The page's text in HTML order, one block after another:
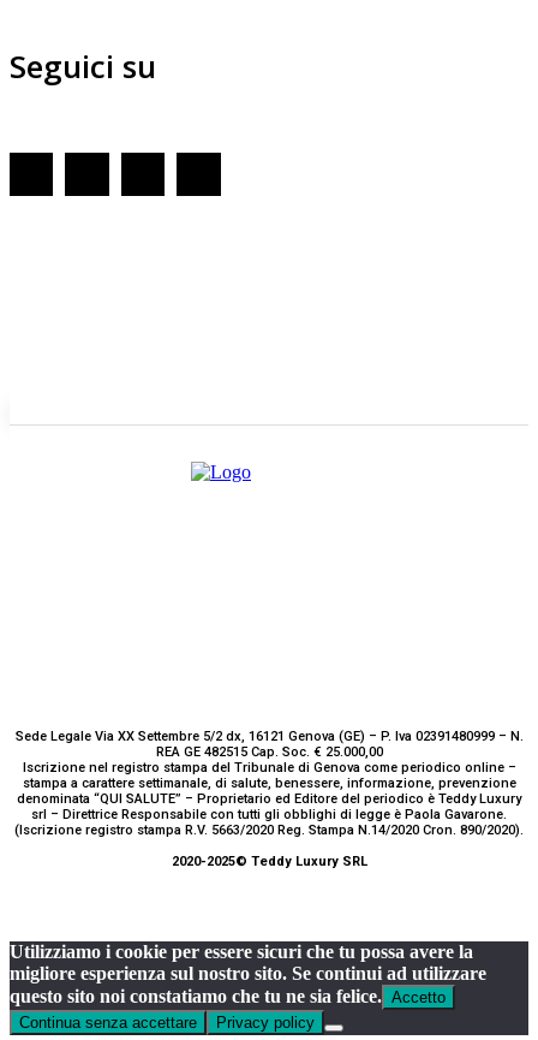
Seguici su
Sede Legale Via XX Settembre 5/2 dx, 16121 Genova (GE) – P. Iva 02391480999 – N.
REA GE 482515 Cap. Soc. € 25.000,00
Iscrizione nel registro stampa del Tribunale di Genova come periodico online –
stampa a carattere settimanale, di salute, benessere, informazione, prevenzione
denominata “QUI SALUTE” – Proprietario ed Editore del periodico è Teddy Luxury
srl – Direttrice Responsabile con tutti gli obblighi di legge è Paola Gavarone.
(Iscrizione registro stampa R.V. 5663/2020 Reg. Stampa N.14/2020 Cron. 890/2020).
2020-2025© Teddy Luxury SRL
Utilizziamo i cookie per essere sicuri che tu possa avere la
migliore esperienza sul nostro sito. Se continui ad utilizzare
questo sito noi constatiamo che tu ne sia felice. Accetto
Continua senza accettare
Privacy policy